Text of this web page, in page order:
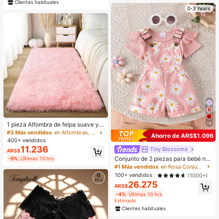
Clientes habituales
1 pieza Alfombra de felpa suave y
moderna para interiores/exteriores,
rosa/verde hierba/camello, dormitor
io sala de estar dormitorio niños de
coración del hogar, alfombra de fibr
a de poliéster antideslizante y cóm
#3 Más vendidos
en Alfombras, Tapetes y Protectores
400+ vendidos
ARS$11.236
-5% Últimas 10 hrs
0-3 Years
14
Ahorro de ARS$1.096
Tiny BIossoms
Conjunto de 2 piezas para bebé niñ
a con mono corto de manga corta a
canalado y peto estampado, ligero
para verano
#1 Más vendidos
en Rosa Conjuntos para niñas
100+ vendidos
(1000+)
ARS$26.275
-4% Últimas 10 hrs
Estimado
Clientes habituales